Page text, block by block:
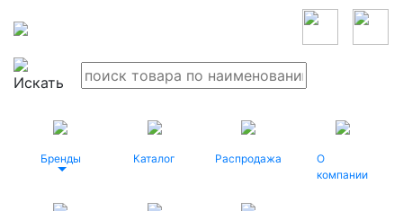
Бренды Каталог Распродажа
О
компании